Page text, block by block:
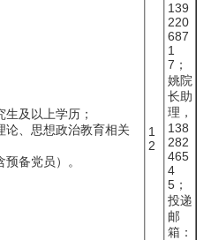
及以上学历；
论、思想政治教育相关
备党员）。
1
2
139
220
687
1
7；
姚院
长助
理，
138
282
465
4
5；
投递
邮
箱：